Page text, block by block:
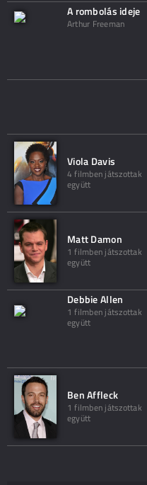
A rombolás ideje
Arthur Freeman
Viola Davis
4 filmben játszottak
együtt
Matt Damon
1 filmben játszottak
együtt
Debbie Allen
1 filmben játszottak
együtt
Ben Affleck
1 filmben játszottak
együtt